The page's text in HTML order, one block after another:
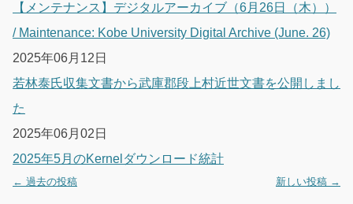
【メンテナンス】デジタルアーカイブ（6月26日（木））
/ Maintenance: Kobe University Digital Archive (June. 26)
2025年06月12日
若林泰氏収集文書から武庫郡段上村近世文書を公開しまし
た
2025年06月02日
2025年5月のKernelダウンロード統計
投稿ナビゲーション
← 過去の投稿 新しい投稿 →